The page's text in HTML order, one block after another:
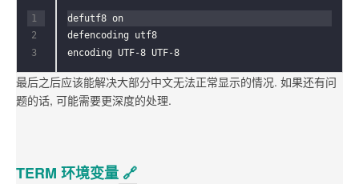
1
3
defutf8 on
defencoding utf8
encoding UTF-8 UTF-8
最后之后应该能解决大部分中文无法正常显示的情况. 如果还有问
题的话, 可能需要更深度的处理.
TERM 环境变量 🔗︎